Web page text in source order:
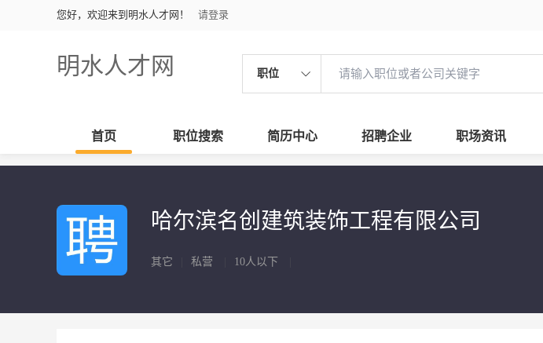
您好，欢迎来到明水人才网！ 请登录
明水人才网 职位
首页 职位搜索 简历中心 招聘企业 职场资讯
哈尔滨名创建筑装饰工程有限公司
其它 私营 10人以下